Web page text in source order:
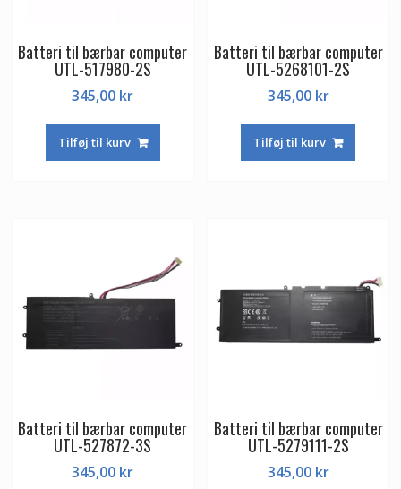
Batteri til bærbar computer
UTL-517980-2S
345,00 kr
Tilføj til kurv
Batteri til bærbar computer
UTL-5268101-2S
345,00 kr
Tilføj til kurv
Batteri til bærbar computer
UTL-527872-3S
345,00 kr
Batteri til bærbar computer
UTL-5279111-2S
345,00 kr